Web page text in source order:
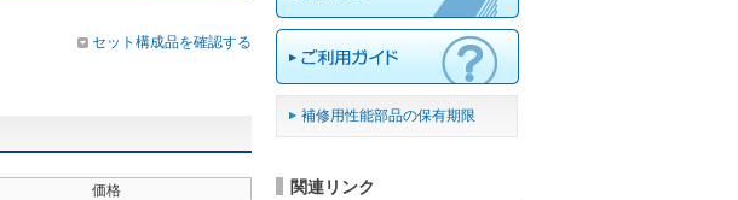
セット構成品を確認する
価格
補修用性能部品の保有期限
関連リンク